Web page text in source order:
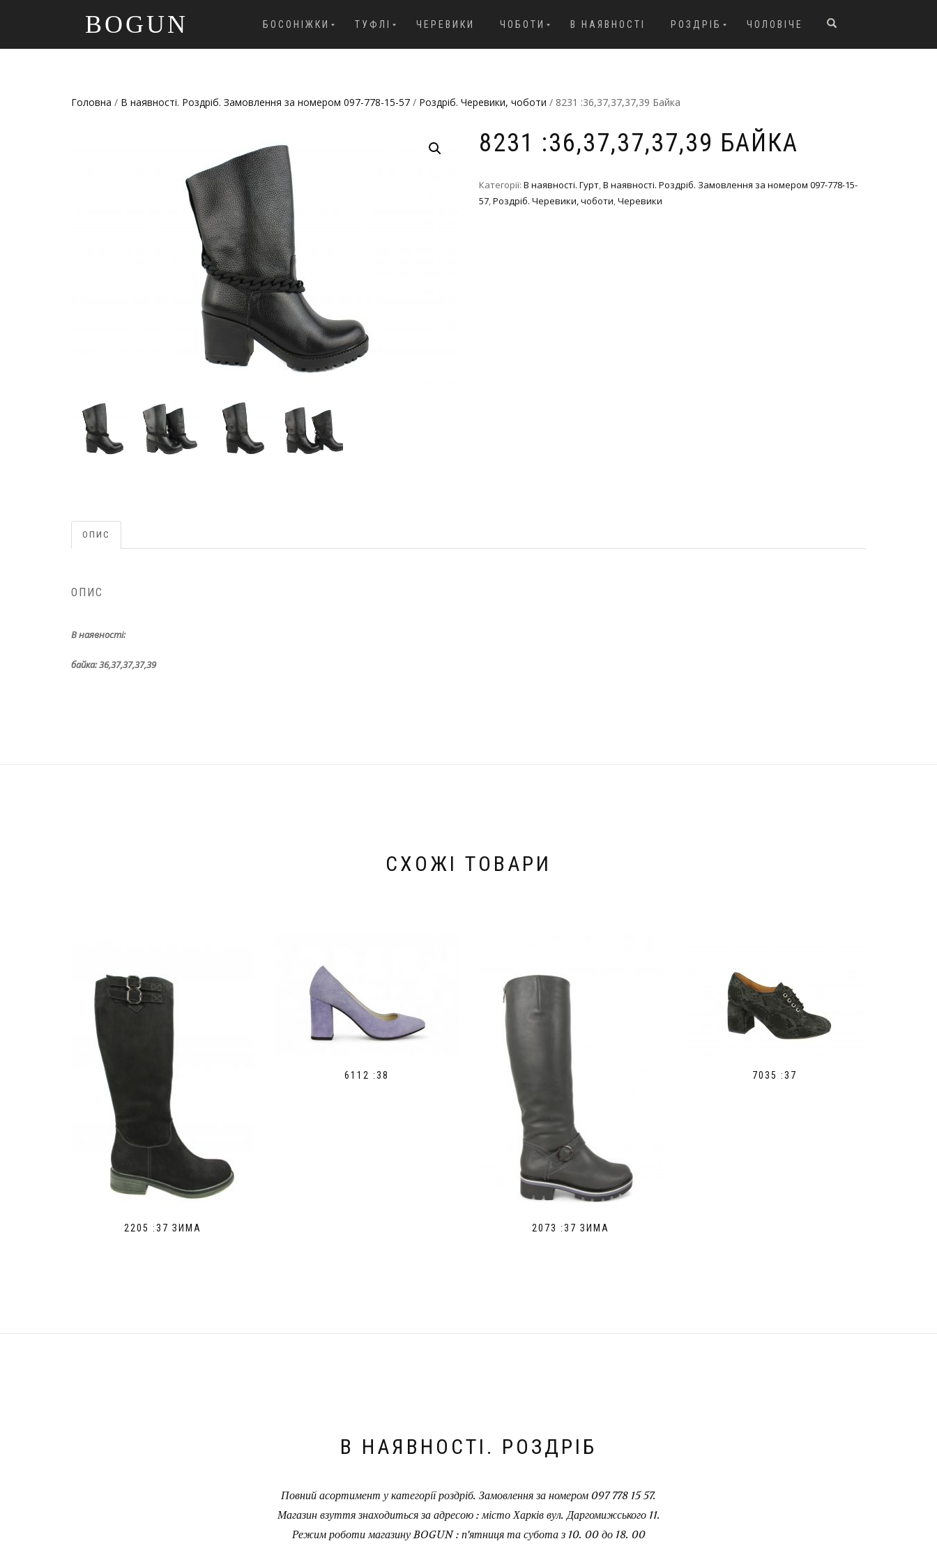
BOGUN БОСОНІЖКИ ТУФЛІ ЧЕРЕВИКИ ЧОБОТИ В НАЯВНОСТІ РОЗДРІБ ЧОЛОВІЧЕ
Головна / В наявності. Роздріб. Замовлення за номером 097-778-15-57 / Роздріб. Черевики, чоботи / 8231 :36,37,37,37,39 Байка
8231 :36,37,37,37,39 БАЙКА
Категорії: В наявності. Гурт,В наявності. Роздріб. Замовлення за номером 097-778-15-
57,Роздріб. Черевики, чоботи,Черевики
ОПИС
ОПИС
В наявності:
байка: 36,37,37,37,39
СХОЖІ ТОВАРИ
2205 :37 ЗИМА
6112 :38
2073 :37 ЗИМА
7035 :37
В НАЯВНОСТІ. РОЗДРІБ
Повний асортимент у категорії роздріб. Замовлення за номером 097 778 15 57.
Магазин взуття знаходиться за адресою : місто Харків вул. Даргомижського 11.
Режим роботи магазину BOGUN : п'ятниця та субота з 10. 00 до 18. 00